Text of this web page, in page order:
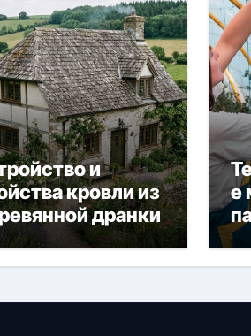
и
кровли из
дранки
е